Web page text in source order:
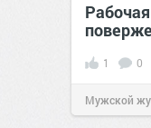
1 0
Мужской